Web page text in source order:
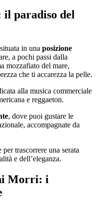
il paradiso del
in una posizione
a pochi passi dalla
mozzafiato del mare,
che ti accarezza la pelle.
alla musica commerciale
e reggaeton.
, dove puoi gustare le
accompagnate da
trascorrere una serata
e dell’eleganza.
Morri: i